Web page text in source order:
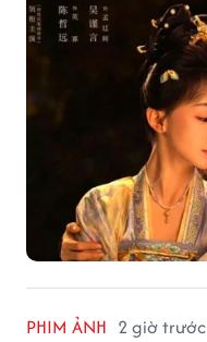
PHIM ẢNH 2 giờ trước